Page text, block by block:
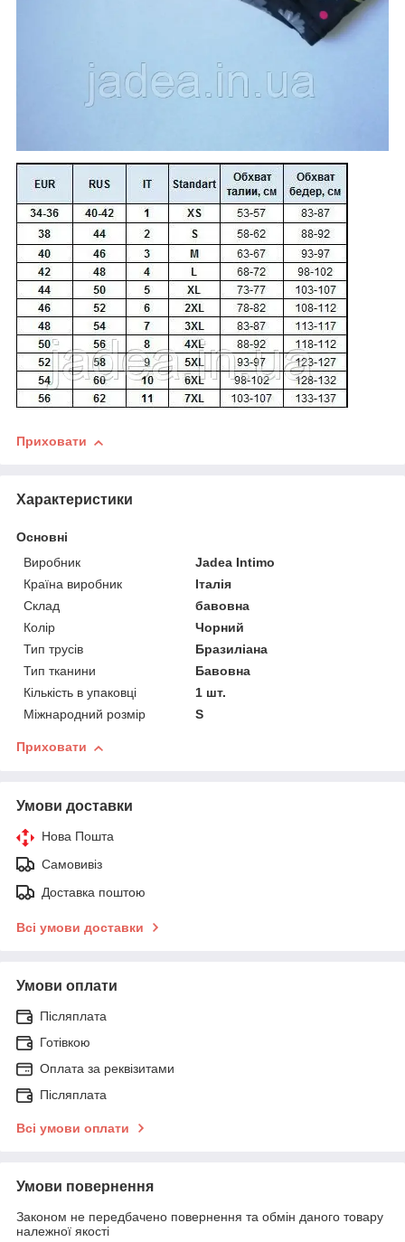
Приховати
Характеристики
Основні
Виробник
Jadea Intimo
Країна виробник
Італія
Склад
бавовна
Колір
Чорний
Тип трусів
Бразиліана
Тип тканини
Бавовна
Кількість в упаковці
1 шт.
Міжнародний розмір
S
Приховати
Умови доставки
Нова Пошта
Самовивіз
Доставка поштою
Всі умови доставки
Умови оплати
Післяплата
Готівкою
Оплата за реквізитами
Післяплата
Всі умови оплати
Умови повернення
Законом не передбачено повернення та обмін даного товару
належної якості